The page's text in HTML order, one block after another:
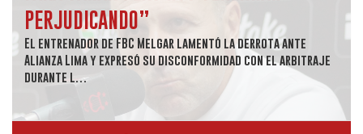
PERJUDICANDO”
El entrenador de FBC Melgar lamentó la derrota ante
Alianza Lima y expresó su disconformidad con el arbitraje
durante l…